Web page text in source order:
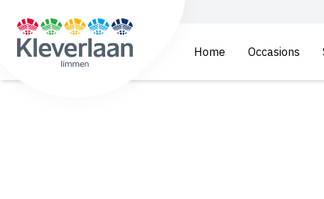
Home Occasions